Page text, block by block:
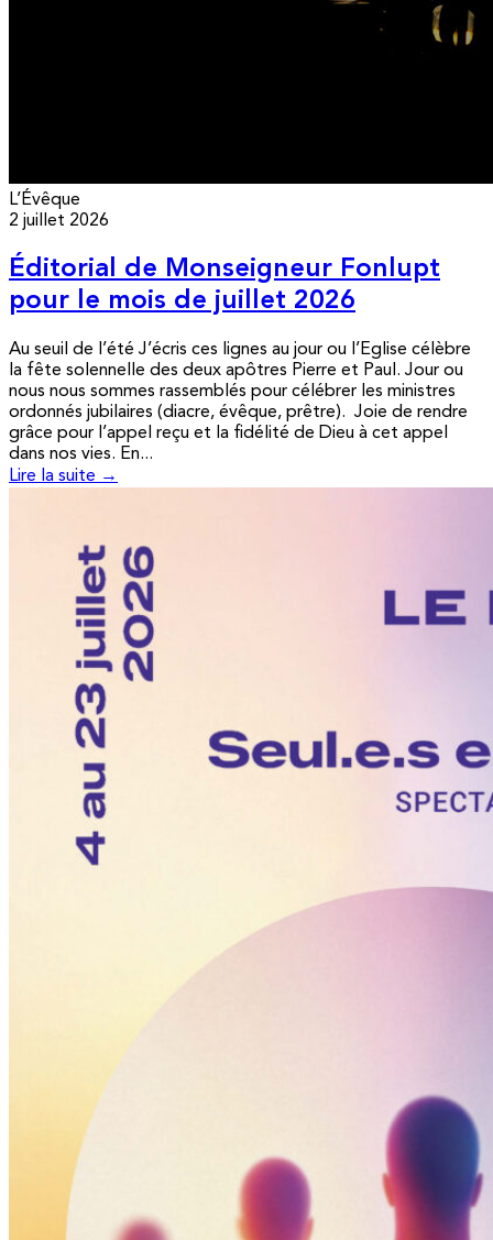
L’Évêque
2 juillet 2026
Éditorial de Monseigneur Fonlupt
pour le mois de juillet 2026
Au seuil de l’été J’écris ces lignes au jour ou l’Eglise célèbre
la fête solennelle des deux apôtres Pierre et Paul. Jour ou
nous nous sommes rassemblés pour célébrer les ministres
ordonnés jubilaires (diacre, évêque, prêtre). Joie de rendre
grâce pour l’appel reçu et la fidélité de Dieu à cet appel
dans nos vies. En...
Lire la suite →